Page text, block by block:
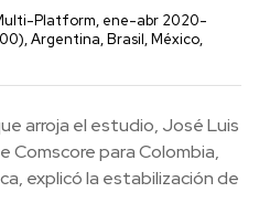
Platform, ene-abr 2020-
Argentina, Brasil, México,
arroja el estudio, José Luis
Comscore para Colombia,
explicó la estabilización de